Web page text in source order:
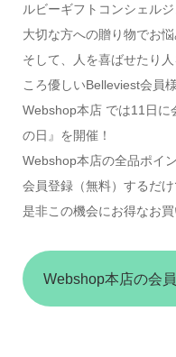
ルビーギフトコンシェル
大切な方への贈り物でお
そして、人を喜ばせたり
ころ優しいBelleviest会員
Webshop本店 では11日に
の日』を開催！
Webshop本店の全品ポイ
会員登録（無料）するだけ
是非この機会にお得なお
Webshop本店の会